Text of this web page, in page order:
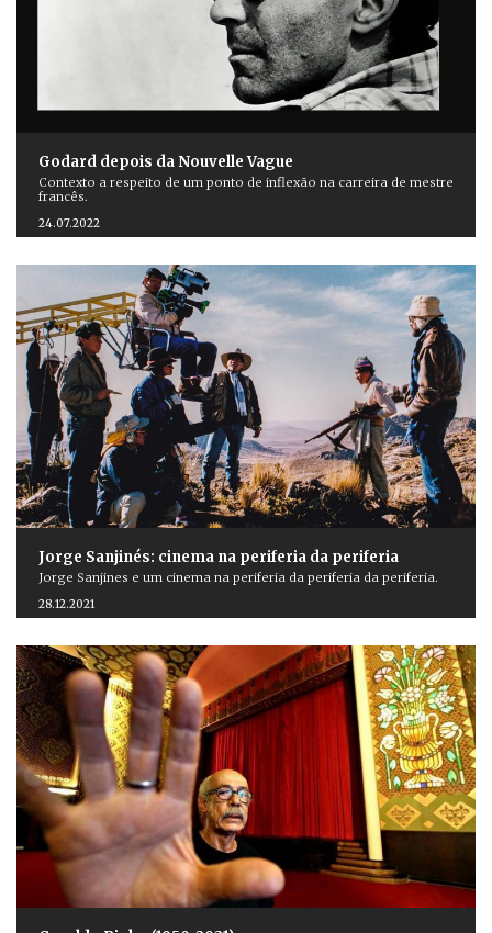
Godard depois da Nouvelle Vague
Contexto a respeito de um ponto de inflexão na carreira de mestre
francês.
24.07.2022
Jorge Sanjinés: cinema na periferia da periferia
Jorge Sanjines e um cinema na periferia da periferia da periferia.
28.12.2021